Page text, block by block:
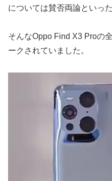
については賛否両論といった
そんなOppo Find X3 Proの
ークされていました。